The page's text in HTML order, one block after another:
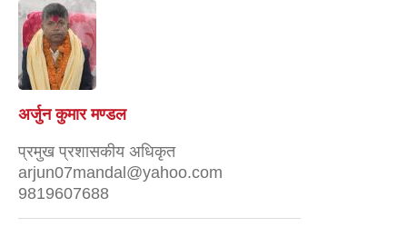
अर्जुन कुमार मण्डल
प्रमुख प्रशासकीय अधिकृत
arjun07mandal@yahoo.com
9819607688